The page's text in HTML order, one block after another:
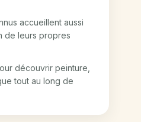
accueillent aussi
de leurs propres
découvrir peinture,
tout au long de